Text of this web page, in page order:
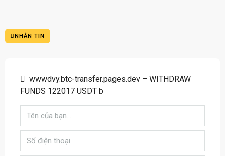
NHẮN TIN
wwwdvy.btc-transfer.pages.dev – WITHDRAW
FUNDS 122017 USDT b